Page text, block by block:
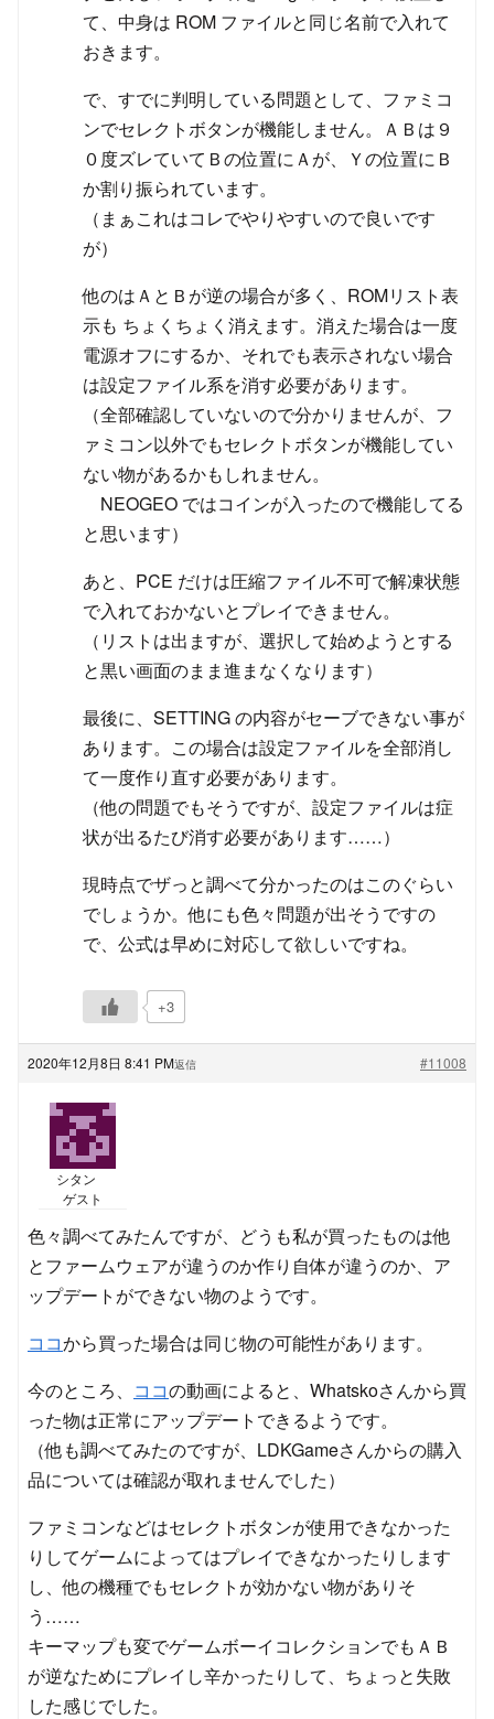
て、中身は ROM ファイルと同じ名前で入れて
おきます。
で、すでに判明している問題として、ファミコ
ンでセレクトボタンが機能しません。ＡＢは９
０度ズレていてＢの位置にＡが、Ｙの位置にＢ
か割り振られています。
（まぁこれはコレでやりやすいので良いです
が）
他のはＡとＢが逆の場合が多く、ROMリスト表
示も ちょくちょく消えます。消えた場合は一度
電源オフにするか、それでも表示されない場合
は設定ファイル系を消す必要があります。
（全部確認していないので分かりませんが、フ
ァミコン以外でもセレクトボタンが機能してい
ない物があるかもしれません。
NEOGEO ではコインが入ったので機能してる
と思います）
あと、PCE だけは圧縮ファイル不可で解凍状態
で入れておかないとプレイできません。
（リストは出ますが、選択して始めようとする
と黒い画面のまま進まなくなります）
最後に、SETTING の内容がセーブできない事が
あります。この場合は設定ファイルを全部消し
て一度作り直す必要があります。
（他の問題でもそうですが、設定ファイルは症
状が出るたび消す必要があります……）
現時点でザっと調べて分かったのはこのぐらい
でしょうか。他にも色々問題が出そうですの
で、公式は早めに対応して欲しいですね。
+3
2020年12月8日 8:41 PM #11008
返信
シタン
ゲスト
色々調べてみたんですが、どうも私が買ったものは他
とファームウェアが違うのか作り自体が違うのか、ア
ップデートができない物のようです。
ココから買った場合は同じ物の可能性があります。
今のところ、 ココの動画によると、Whatskoさんから買
った物は正常にアップデートできるようです。
（他も調べてみたのですが、LDKGameさんからの購入
品については確認が取れませんでした）
ファミコンなどはセレクトボタンが使用できなかった
りしてゲームによってはプレイできなかったりします
し、他の機種でもセレクトが効かない物がありそ
う……
キーマップも変でゲームボーイコレクションでもＡＢ
が逆なためにプレイし辛かったりして、ちょっと失敗
した感じでした。